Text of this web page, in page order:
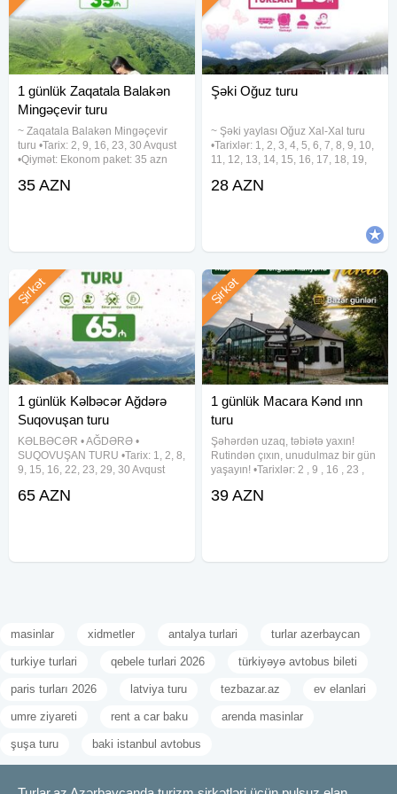
1 günlük Zaqatala Balakən
Mingəçevir turu
~ Zaqatala Balakən Mingəçevir
turu •Tarix: 2, 9, 16, 23, 30 Avqust
•Qiymət: Ekonom paket: 35 azn
daxildir: • Nəqliyyat xidməti • Səhər
35 AZN
Şəki Oğuz turu
~ Şəki yaylası Oğuz Xal-Xal turu
•Tarixlər: 1, 2, 3, 4, 5, 6, 7, 8, 9, 10,
11, 12, 13, 14, 15, 16, 17, 18, 19,
29, 30, 31 Avqust •Qiymət: •
28 AZN
1 günlük Kəlbəcər Ağdərə
Suqovuşan turu
KƏLBƏCƏR • AĞDƏRƏ •
SUQOVUŞAN TURU •Tarix: 1, 2, 8,
9, 15, 16, 22, 23, 29, 30 Avqust
azn(səhər yeməksiz) - Standart
Şirkət
65 AZN
1 günlük Macara Kənd ınn
turu
Şəhərdən uzaq, təbiətə yaxın!
Rutindən çıxın, unudulmaz bir gün
yaşayın! •Tarixlər: 2 , 9 , 16 , 23 ,
proqramı: • Kand Inn - kənd
Şirkət
39 AZN
masinlar xidmetler antalya turlari turlar azerbaycan
turkiye turlari qebele turlari 2026 türkiyəyə avtobus bileti
paris turları 2026 latviya turu tezbazar.az ev elanlari
umre ziyareti rent a car baku arenda masinlar
şuşa turu baki istanbul avtobus